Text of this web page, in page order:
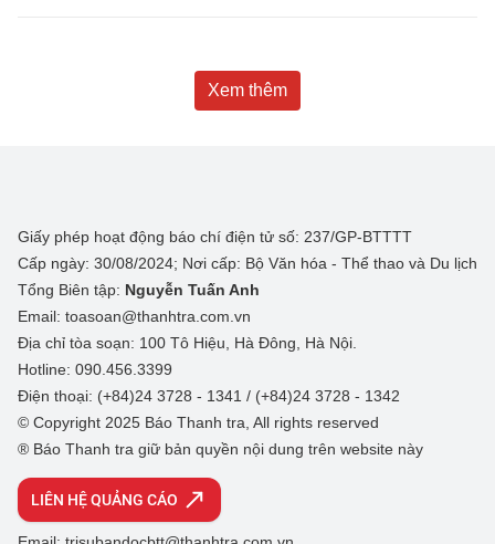
Xem thêm
Giấy phép hoạt động báo chí điện tử số: 237/GP-BTTTT
Cấp ngày: 30/08/2024; Nơi cấp: Bộ Văn hóa - Thể thao và Du lịch
Tổng Biên tập: Nguyễn Tuấn Anh
Email: toasoan@thanhtra.com.vn
Địa chỉ tòa soạn: 100 Tô Hiệu, Hà Đông, Hà Nội.
Hotline: 090.456.3399
Điện thoại: (+84)24 3728 - 1341 / (+84)24 3728 - 1342
© Copyright 2025 Báo Thanh tra, All rights reserved
® Báo Thanh tra giữ bản quyền nội dung trên website này
LIÊN HỆ QUẢNG CÁO